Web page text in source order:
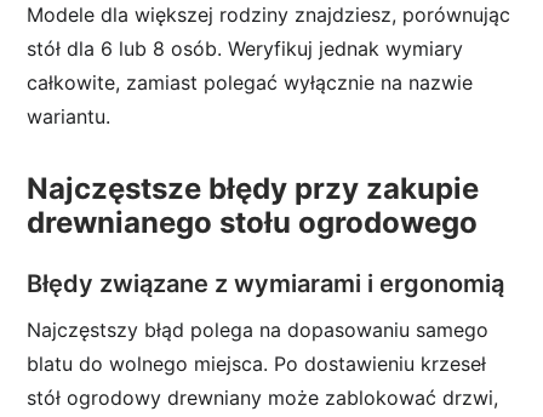
Modele dla większej rodziny znajdziesz, porównując
stół dla 6 lub 8 osób. Weryfikuj jednak wymiary
całkowite, zamiast polegać wyłącznie na nazwie
wariantu.
Najczęstsze błędy przy zakupie
drewnianego stołu ogrodowego
Błędy związane z wymiarami i ergonomią
Najczęstszy błąd polega na dopasowaniu samego
blatu do wolnego miejsca. Po dostawieniu krzeseł
stół ogrodowy drewniany może zablokować drzwi,